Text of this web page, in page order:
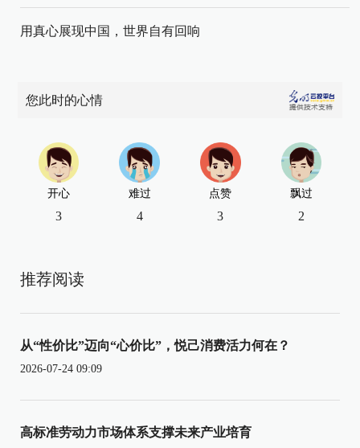
用真心展现中国，世界自有回响
您此时的心情
开心
3
难过
4
点赞
3
飘过
2
推荐阅读
从“性价比”迈向“心价比”，悦己消费活力何在？
2026-07-24 09:09
高标准劳动力市场体系支撑未来产业培育